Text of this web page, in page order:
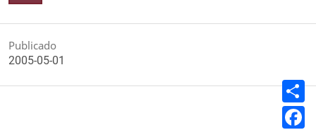
C
Publicado
2005-05-01